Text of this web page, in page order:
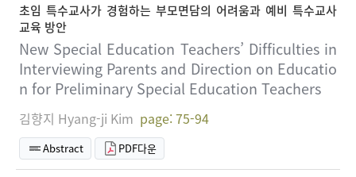
초임 특수교사가 경험하는 부모면담의 어려움과 예비 특수교사
교육 방안
New Special Education Teachers’ Difficulties in
Interviewing Parents and Direction on Educatio
n for Preliminary Special Education Teachers
김향지 Hyang-ji Kim page: 75-94
Abstract PDF다운